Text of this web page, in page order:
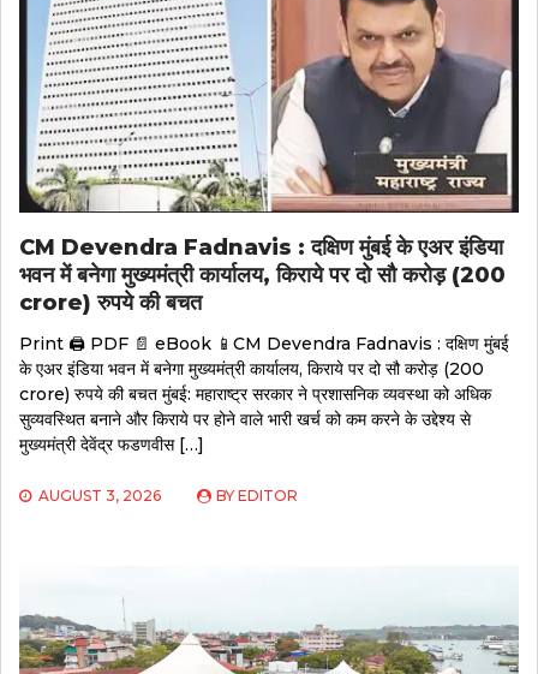
CM Devendra Fadnavis : दक्षिण मुंबई के एअर इंडिया
भवन में बनेगा मुख्यमंत्री कार्यालय, किराये पर दो सौ करोड़ (200
crore) रुपये की बचत
Print 🖨 PDF 📄 eBook 📱CM Devendra Fadnavis : दक्षिण मुंबई
के एअर इंडिया भवन में बनेगा मुख्यमंत्री कार्यालय, किराये पर दो सौ करोड़ (200
crore) रुपये की बचत मुंबई: महाराष्ट्र सरकार ने प्रशासनिक व्यवस्था को अधिक
सुव्यवस्थित बनाने और किराये पर होने वाले भारी खर्च को कम करने के उद्देश्य से
मुख्यमंत्री देवेंद्र फडणवीस […]
AUGUST 3, 2026 BY EDITOR